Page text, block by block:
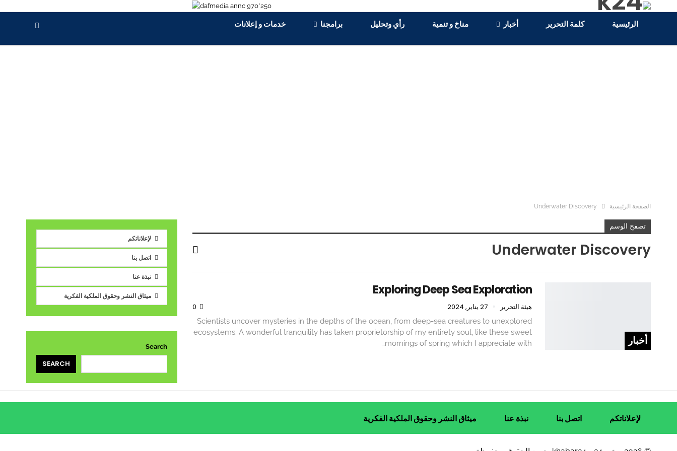
الرئيسية كلمة التحرير أخبار مناخ و تنمية رأي وتحليل برامجنا خدمات و إعلانات
الصفحة الرئيسية Underwater Discovery
تصفح الوسم
Underwater Discovery
أخبار
Exploring Deep Sea Exploration
هيئة التحرير 27 يناير, 2024
Scientists uncover mysteries in the depths of the ocean, from deep-sea creatures to unexplored
ecosystems. A wonderful tranquility has taken proprietorship of my entirety soul, like these sweet
mornings of spring which I appreciate with
…
لإعلاناتكم
اتصل بنا
نبذة عنا
ميثاق النشر وحقوق الملكية الفكرية
Search
SEARCH
لإعلاناتكم اتصل بنا نبذة عنا ميثاق النشر وحقوق الملكية الفكرية